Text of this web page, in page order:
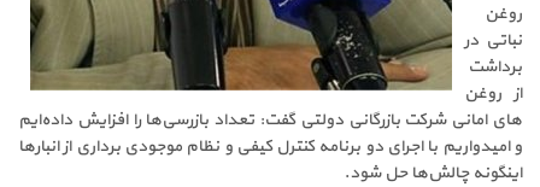
روغن
نباتی در
برداشت
از روغن
های امانی شرکت بازرگانی دولتی گفت: تعداد بازرسی‌ها را افزایش داده‌ایم
و امیدواریم با اجرای دو برنامه کنترل کیفی و نظام موجودی برداری از انبارها
اینگونه چالش‌ها حل شود.